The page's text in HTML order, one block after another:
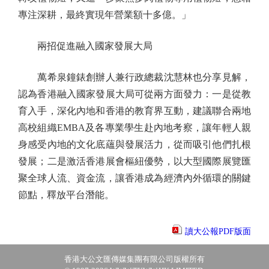
專注深耕，最終實現年營業額十多億。」
兩招促進融入國家發展大局
萬希泉鐘錶創辦人兼行政總裁沈慧林也分享見解，
認為香港融入國家發展大局可從兩方面發力：一是從教
育入手，深化內地和香港的教育界互動，建議聯合兩地
高校組織EMBA及各專業學生赴內地考察，讓年輕人親
身感受內地的文化底蘊與發展活力，從而吸引他們扎根
發展；二是激活香港展會樞紐優勢，以大型國際展覽匯
聚全球人流、資金流，讓香港成為經濟內外循環的關鍵
節點，釋放平台潛能。
讀大公報PDF版面
香港大公文匯傳媒集團有限公司版權所有